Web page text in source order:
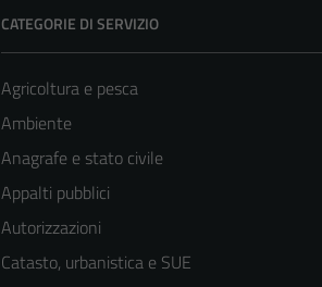
CATEGORIE DI SERVIZIO
Agricoltura e pesca
Ambiente
Anagrafe e stato civile
Appalti pubblici
Autorizzazioni
Catasto, urbanistica e SUE